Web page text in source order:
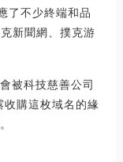
了不少終端和品
新聞網、撲克游
被科技慈善公司
購這枚域名的緣